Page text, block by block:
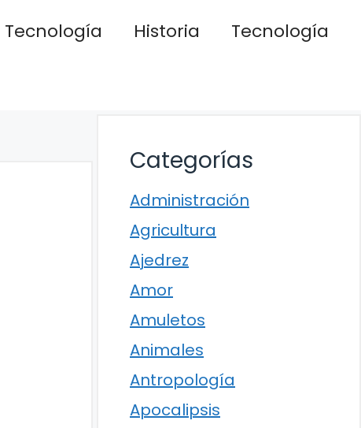
Tecnología Historia
Tecnología
Categorías
Administración
Agricultura
Ajedrez
Amor
Amuletos
Animales
Antropología
Apocalipsis